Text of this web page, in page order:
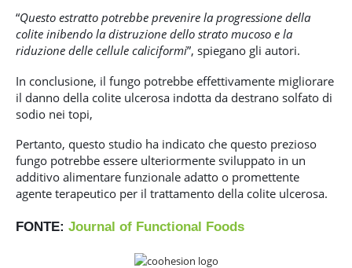
“Questo estratto potrebbe prevenire la progressione della
colite inibendo la distruzione dello strato mucoso e la
riduzione delle cellule caliciformi”, spiegano gli autori.
In conclusione, il fungo potrebbe effettivamente migliorare
il danno della colite ulcerosa indotta da destrano solfato di
sodio nei topi,
Pertanto, questo studio ha indicato che questo prezioso
fungo potrebbe essere ulteriormente sviluppato in un
additivo alimentare funzionale adatto o promettente
agente terapeutico per il trattamento della colite ulcerosa.
FONTE: Journal of Functional Foods